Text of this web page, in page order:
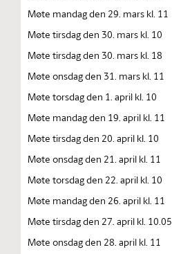
Møte mandag den 29. mars kl. 11
Møte tirsdag den 30. mars kl. 10
Møte tirsdag den 30. mars kl. 18
Møte onsdag den 31. mars kl. 11
Møte torsdag den 1. april kl. 10
Møte mandag den 19. april kl. 11
Møte tirsdag den 20. april kl. 10
Møte onsdag den 21. april kl. 11
Møte torsdag den 22. april kl. 10
Møte mandag den 26. april kl. 11
Møte tirsdag den 27. april kl. 10.05
Møte onsdag den 28. april kl. 11